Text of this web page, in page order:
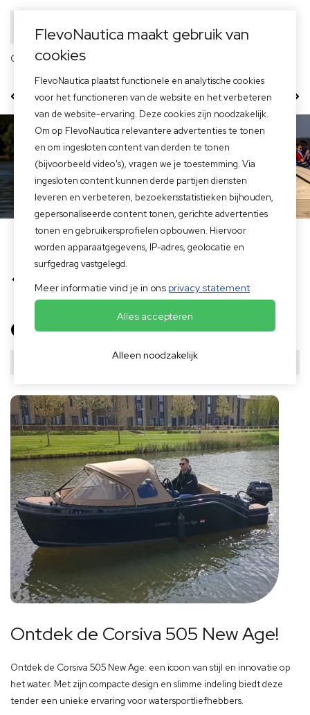
Officieel dealer van
500 Tender 505 New Age
Merken boten Corsiva Sloepen en Tenders
New Age
CORSIVA 505 NEW AGE
CONFIGUREREN
Ontdek de Corsiva 505 New Age!
Ontdek de Corsiva 505 New Age: een icoon van stijl en innovatie op
het water. Met zijn compacte design en slimme indeling biedt deze
tender een unieke ervaring voor watersportliefhebbers.
FlevoNautica maakt gebruik van
cookies
FlevoNautica plaatst functionele en analytische cookies
voor het functioneren van de website en het verbeteren
van de website-ervaring. Deze cookies zijn noodzakelijk.
Om op FlevoNautica relevantere advertenties te tonen
en om ingesloten content van derden te tonen
(bijvoorbeeld video's), vragen we je toestemming. Via
ingesloten content kunnen derde partijen diensten
leveren en verbeteren, bezoekersstatistieken bijhouden,
gepersonaliseerde content tonen, gerichte advertenties
tonen en gebruikersprofielen opbouwen. Hiervoor
worden apparaatgegevens, IP-adres, geolocatie en
surfgedrag vastgelegd.
Meer informatie vind je in ons privacy statement
Alles accepteren
Alleen noodzakelijk